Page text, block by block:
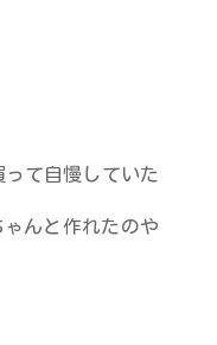
て自慢していた
んと作れたのや